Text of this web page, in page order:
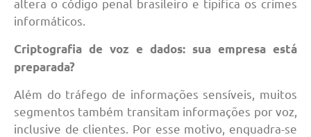
altera o código penal brasileiro e tipifica os crimes
informáticos.
Criptografia de voz e dados: sua empresa está
preparada?
Além do tráfego de informações sensíveis, muitos
segmentos também transitam informações por voz,
inclusive de clientes. Por esse motivo, enquadra-se